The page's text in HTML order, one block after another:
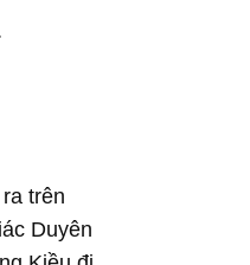
trên
Duyên